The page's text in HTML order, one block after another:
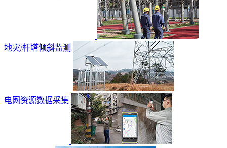
地灾/杆塔倾斜监测
电网资源数据采集